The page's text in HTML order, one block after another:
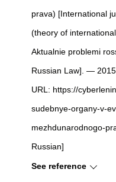
prava) [International
(theory of
Aktualnie problemi
Russian Law]. —
URL: https://
sudebnye-organy-v-
mezhdunarodnogo-
Russian]
See reference